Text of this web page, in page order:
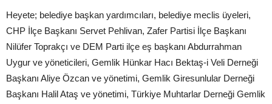
Heyete; belediye başkan yardımcıları, belediye meclis üyeleri,
CHP İlçe Başkanı Servet Pehlivan, Zafer Partisi İlçe Başkanı
Nilüfer Toprakçı ve DEM Parti ilçe eş başkanı Abdurrahman
Uygur ve yöneticileri, Gemlik Hünkar Hacı Bektaş-i Veli Derneği
Başkanı Aliye Özcan ve yönetimi, Gemlik Giresunlular Derneği
Başkanı Halil Ataş ve yönetimi, Türkiye Muhtarlar Derneği Gemlik